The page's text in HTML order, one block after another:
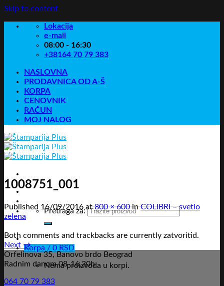
Skip to content
Lokacija
e-mail
08:00 - 16:30
+38164 70 79 383
NASLOVNA
PRODAVNICA OD A-Š
KORPA
CENOVNIK
RAČUN
MOJ NALOG
Pretraga za:
Korpa / 0 RSD
Nema proizvoda u korpi.
1008751_001
Published 16/09/2016 at800 × 600inCOLIBRI – svetlo
zelena
Both comments and trackbacks are currently zatvoritid.
Next →
Orfelinova 35, Banovo brdo Beograd
Radnim danom 08-16,30h
064 70 79 383